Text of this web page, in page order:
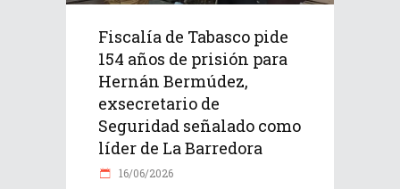
Fiscalía de Tabasco pide
154 años de prisión para
Hernán Bermúdez,
exsecretario de
Seguridad señalado como
líder de La Barredora
16/06/2026